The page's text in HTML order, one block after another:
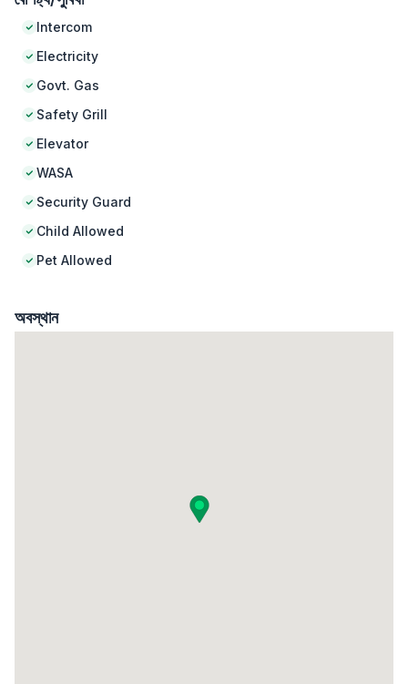
Intercom
Electricity
Govt. Gas
Safety Grill
Elevator
WASA
Security Guard
Child Allowed
Pet Allowed
অবস্থান